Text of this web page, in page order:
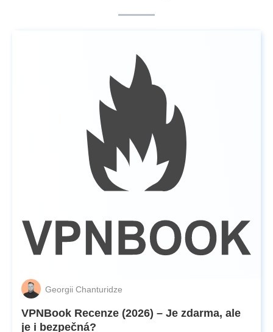
Georgii Chanturidze
VPNBook Recenze (2026) – Je zdarma, ale
je i bezpečná?